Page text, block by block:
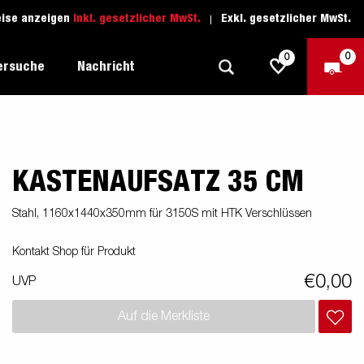
anzeigen Inkl. gesetzlicher MwSt. Exkl. gesetzlicher MwSt.
Freizeit-Anhänger
Boots-Anhänger
Wassersport-Anhänger
Anhänger für Unternehmer
Fahrschule
Ersatzteile
1205 Limited Edition
Nachricht
0 0
KASTENAUFSATZ 35 CM
Stahl, 1160x1440x350mm für 3150S mit HTK Verschlüssen
Kontakt Shop für Produkt
UVP €0,00
Auf die Merkliste